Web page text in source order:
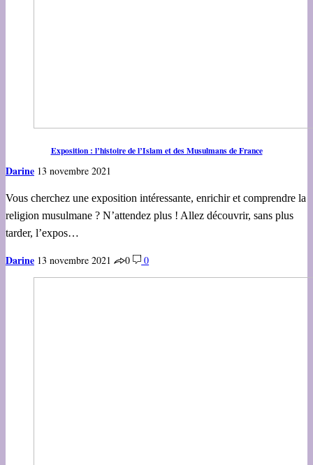
Exposition : l’histoire de l’Islam et des Musulmans de France
Darine 13 novembre 2021
Vous cherchez une exposition intéressante, enrichir et comprendre la
religion musulmane ? N’attendez plus ! Allez découvrir, sans plus
tarder, l’expos…
Darine 13 novembre 2021 0 0